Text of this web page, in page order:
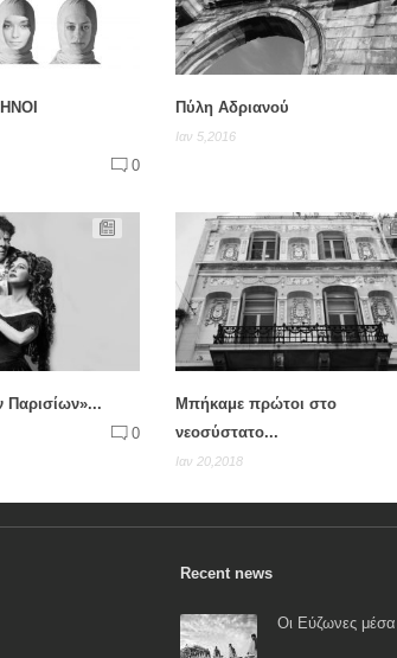
0
Πύλη Αδριανού
Ιαν 5,2016
Παρισίων»...
0
Μπήκαμε πρώτοι στο
νεοσύστατο...
Ιαν 20,2018
Recent news
Οι Εύζωνες μέσα